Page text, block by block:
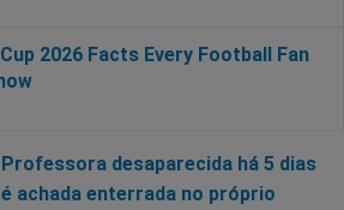
Professora desaparecida há 5 dias
é achada enterrada no próprio